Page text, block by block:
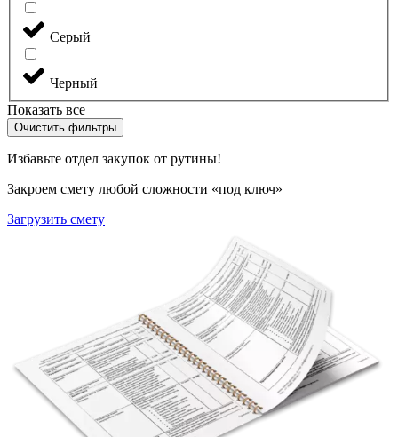
Серый
Черный
Показать все
Очистить фильтры
Избавьте отдел закупок от рутины!
Закроем смету любой сложности «под ключ»
Загрузить смету